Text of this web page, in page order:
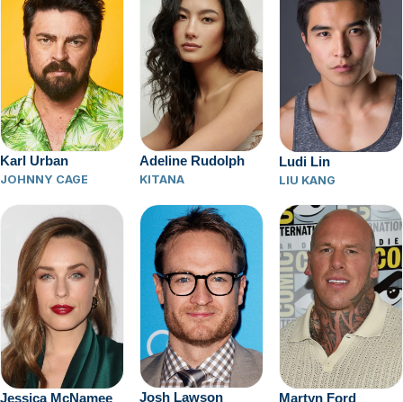
Karl Urban
JOHNNY CAGE
Adeline Rudolph
KITANA
Ludi Lin
LIU KANG
Jessica McNamee Josh Lawson Martyn Ford